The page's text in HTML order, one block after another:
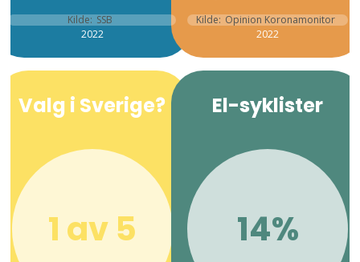
Kilde: SSB
2022
Kilde: Opinion Koronamonitor
2022
Valg i Sverige?
1 av 5
El-syklister
14%